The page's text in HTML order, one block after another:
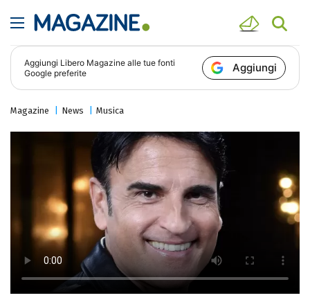
Aggiungi Libero Magazine alle tue fonti
Google preferite
Aggiungi
Magazine News Musica